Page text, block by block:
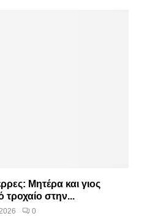
Μητέρα και γιος
στην...
0